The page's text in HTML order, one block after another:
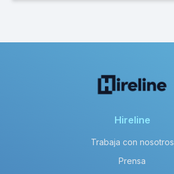
Hireline
Trabaja con nosotros
Prensa